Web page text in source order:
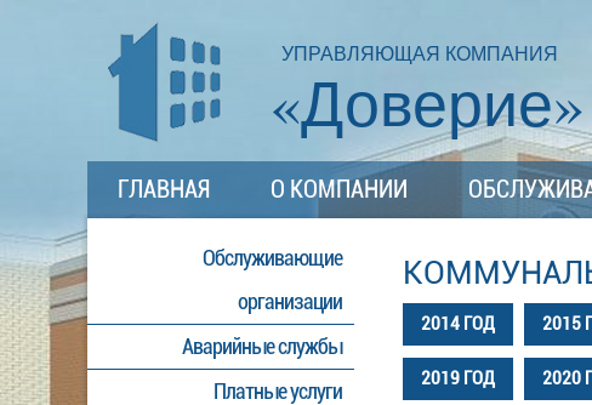
«Доверие»
УПРАВЛЯЮЩАЯ КОМПАНИЯ
ГЛАВНАЯ О КОМПАНИИ
Обслуживающие
организации
Аварийные службы
Платные услуги
2014 ГОД 2015
2019 ГОД 2020